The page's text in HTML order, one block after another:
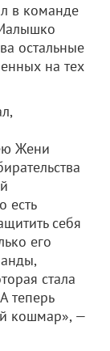
в команде
остальные
на тех
Жени
есть
себя
его
стала
теперь
кошмар», —